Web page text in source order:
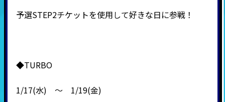
予選STEP2チケットを使用して好きな日に参戦！
◆TURBO
1/17(水) ～ 1/19(金)